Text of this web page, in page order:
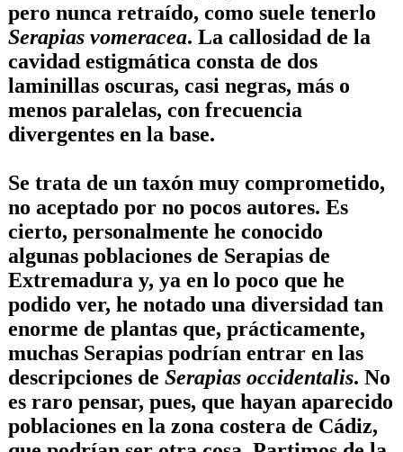
pero nunca retraído, como suele tenerlo
Serapias vomeracea. La callosidad de la
cavidad estigmática consta de dos
laminillas oscuras, casi negras, más o
menos paralelas, con frecuencia
divergentes en la base.
Se trata de un taxón muy comprometido,
no aceptado por no pocos autores. Es
cierto, personalmente he conocido
algunas poblaciones de Serapias de
Extremadura y, ya en lo poco que he
podido ver, he notado una diversidad tan
enorme de plantas que, prácticamente,
muchas Serapias podrían entrar en las
descripciones de Serapias occidentalis. No
es raro pensar, pues, que hayan aparecido
poblaciones en la zona costera de Cádiz,